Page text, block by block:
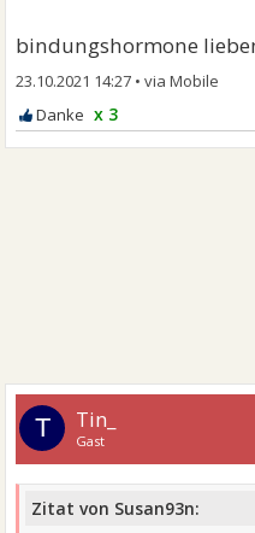
bindungshormone
23.10.2021 14:27 •
x 3
T Tin_
Gast
Zitat von Susan93n: